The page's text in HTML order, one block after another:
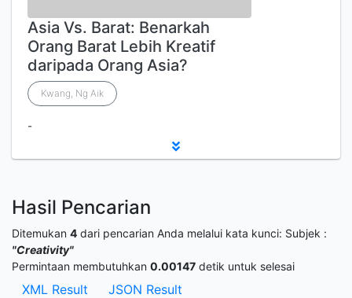
Asia Vs. Barat: Benarkah
Orang Barat Lebih Kreatif
daripada Orang Asia?
Kwang, Ng Aik
-
Hasil Pencarian
Ditemukan 4 dari pencarian Anda melalui kata kunci: Subjek :
"Creativity"
Permintaan membutuhkan 0.00147 detik untuk selesai
XML Result JSON Result